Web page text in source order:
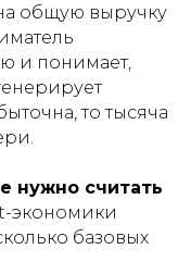
общую выручку
и понимает,
то тысяча
нужно считать
экономики
базовых